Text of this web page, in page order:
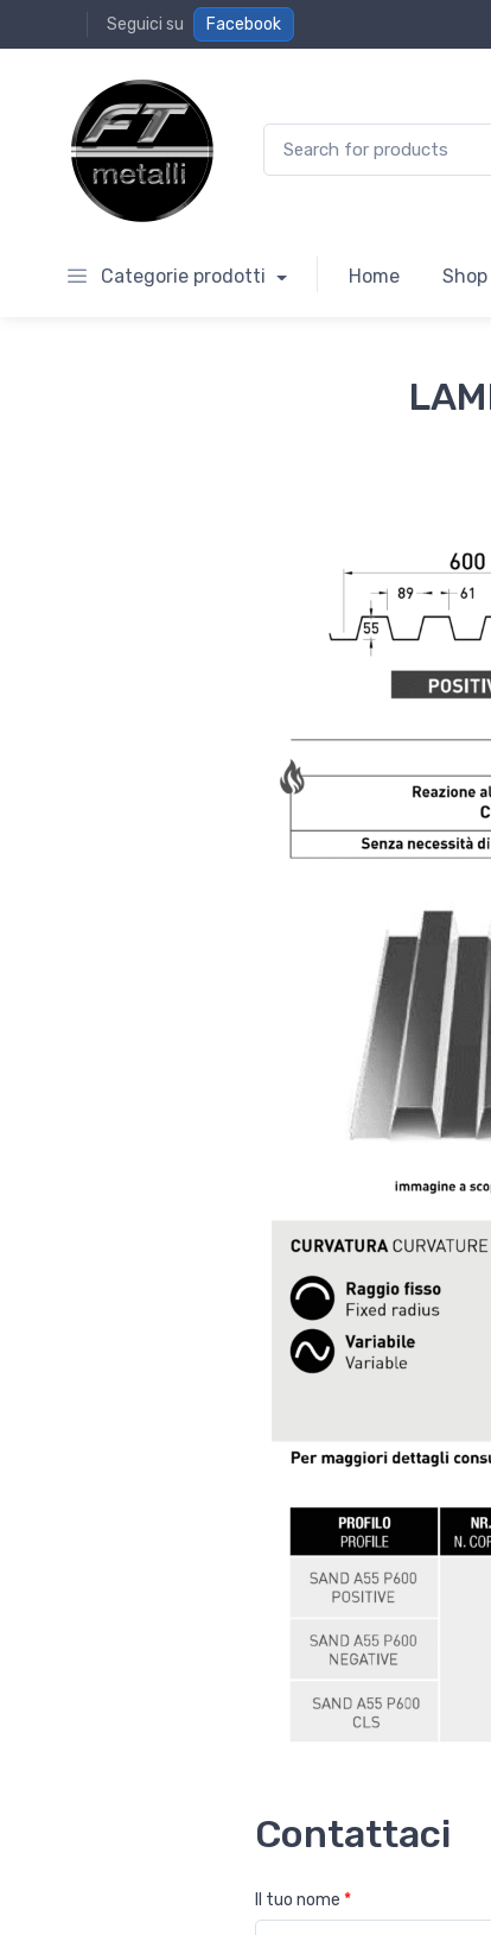
Seguici su Facebook
Categorie prodotti Home Shop
Contattaci
Il tuo nome *